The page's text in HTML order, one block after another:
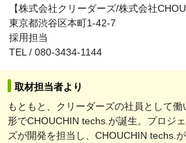
【株式会社クリーダーズ/株式会社
東京都渋谷区本町1-42-7
採用担当
TEL / 080-3434-1144
取材担当者より
もともと、クリーダーズの社員として
形でCHOUCHIN techs.が誕生。プロジ
ズが開発を担当し、CHOUCHIN techs.